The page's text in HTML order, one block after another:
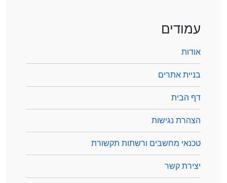
עמודים
אודות
בניית אתרים
דף הבית
הצהרת נגישות
טכנאי מחשבים ורשתות תקשורת
יצירת קשר